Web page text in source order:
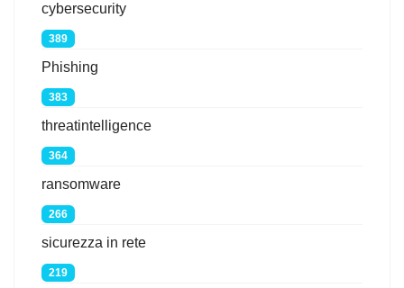
cybersecurity
389
Phishing
383
threatintelligence
364
ransomware
266
sicurezza in rete
219